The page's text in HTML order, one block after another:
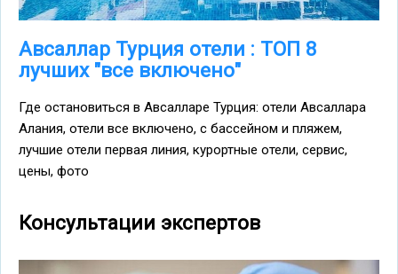
Авсаллар Турция отели : ТОП 8
лучших "все включено"
Где остановиться в Авсалларе Турция: отели Авсаллара
Алания, отели все включено, с бассейном и пляжем,
лучшие отели первая линия, курортные отели, сервис,
цены, фото
Консультации экспертов